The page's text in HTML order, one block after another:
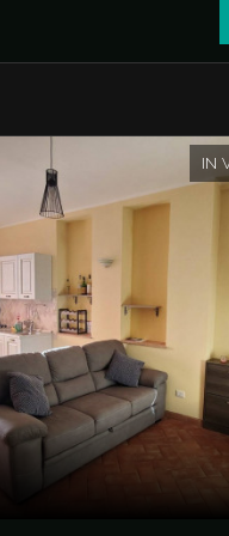
vivibile e perfetto
all'aperto. La
cabina armadio,
e ben rifinito.
sono presenti
come spazio di
posto auto esclusivo.
IN